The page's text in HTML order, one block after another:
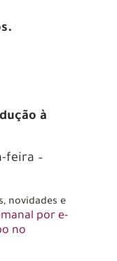
à
feira –
novidades e
por e-
no